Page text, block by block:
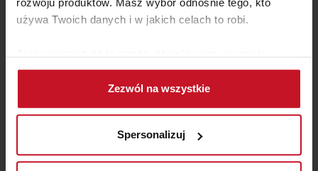
rozwoju produktów. Masz wybór odnośnie tego, kto
używa Twoich danych i w jakich celach to robi.
Gromadzić dane dotyczące Twojej lokalizacji
geograficznej z dokładnością nawet do kilku metrów
Identyfikować Twoje urządzenie, aktywnie
(fingerprinting, czyli wirtualny odcisk palca)
Dowiedz się więcej odnośnie tego, jak Twoje osobiste
Zezwól na wszystkie
Spersonalizuj